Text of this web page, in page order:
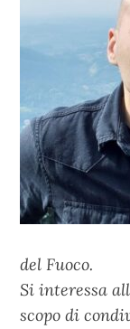
del Fuoco.
Si interessa
scopo di